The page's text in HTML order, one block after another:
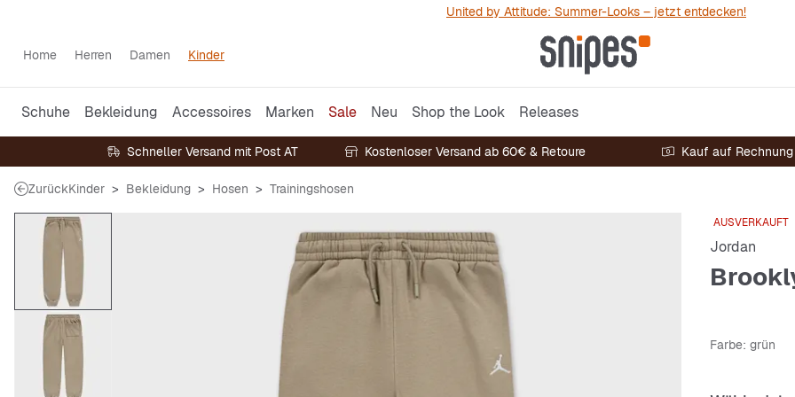
United by Attitude: Summer-Looks – jetzt entdecken!
Home Herren Damen Kinder
Schuhe Bekleidung Accessoires Marken Sale Neu Shop the Look Releases
Schneller Versand mit Post AT Kostenloser Versand ab 60€ & Retoure Kauf auf Rechnung
ZurückKinder Bekleidung Hosen Trainingshosen
AUSVERKAUFT
Jordan
Farbe: grün